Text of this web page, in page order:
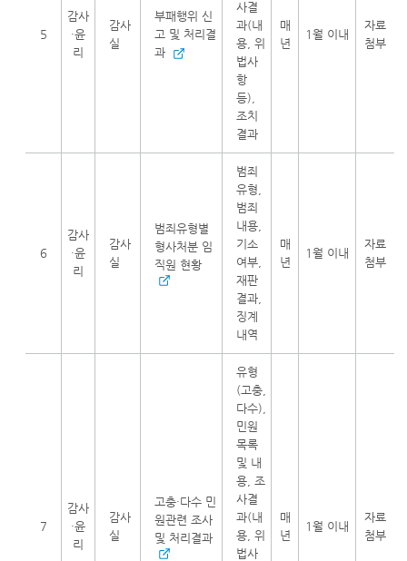
5
감사
·윤
리
감사
실
부패행위 신
고 및 처리결
과
사결
과(내
용, 위
법사
항
등),
조치
결과
매
년
1월 이내
자료
첨부
6
감사
·윤
리
감사
실
범죄유형별
형사처분 임
직원 현황
범죄
유형,
범죄
내용,
기소
여부,
재판
결과,
징계
내역
매
년
1월 이내
자료
첨부
7
감사
·윤
리
감사
실
고충·다수 민
원관련 조사
및 처리결과
유형
(고충,
다수),
민원
목록
및 내
용, 조
사결
과(내
용, 위
법사
매
년
1월 이내
자료
첨부